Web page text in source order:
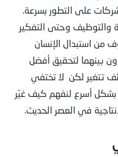
على التطور بسرعة.
والتوظيف وحتى التفكير
من استبدال الإنسان
بينهما لتحقيق أفضل
تتغير لكن لا تختفي
بشكل أسرع لنفهم كيف غيّر
في العصر الحديث.